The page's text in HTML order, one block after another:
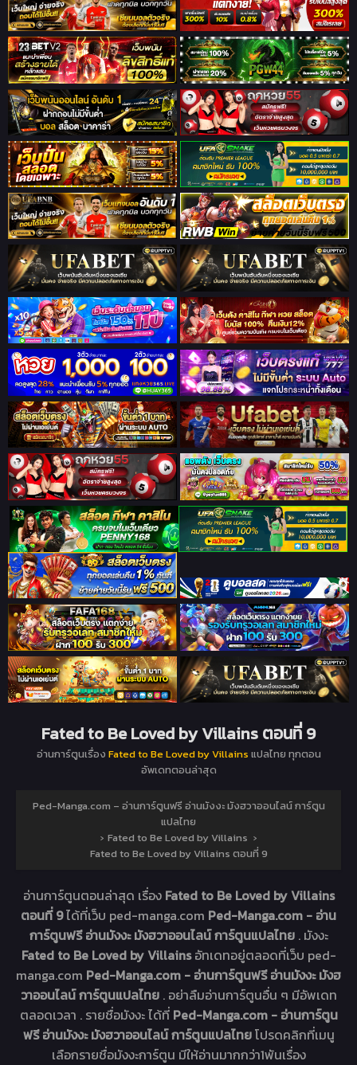
Fated to Be Loved by Villains ตอนที่ 9
อ่านการ์ตูนเรื่อง Fated to Be Loved by Villains แปลไทย ทุกตอน
อัพเดทตอนล่าสุด
Ped-Manga.com – อ่านการ์ตูนฟรี อ่านมังงะ มังฮวาออนไลน์ การ์ตูน
แปลไทย
› Fated to Be Loved by Villains ›
Fated to Be Loved by Villains ตอนที่ 9
อ่านการ์ตูนตอนล่าสุด เรื่อง Fated to Be Loved by Villains
ตอนที่ 9ได้ที่เว็บ ped-manga.com Ped-Manga.com - อ่าน
การ์ตูนฟรี อ่านมังงะ มังฮวาออนไลน์ การ์ตูนแปลไทย . มังงะ
Fated to Be Loved by Villainsอัทเดทอยู่ตลอดที่เว็บ ped-
manga.com Ped-Manga.com - อ่านการ์ตูนฟรี อ่านมังงะ มังฮ
วาออนไลน์ การ์ตูนแปลไทย . อย่าลืมอ่านการ์ตูนอื่น ๆ มีอัพเดท
ตลอดเวลา . รายชื่อมังงะ ได้ที่ Ped-Manga.com - อ่านการ์ตูน
ฟรี อ่านมังงะ มังฮวาออนไลน์ การ์ตูนแปลไทยโปรดคลิกที่เมนู
เลือกรายชื่อมังงะการ์ตูน มีให้อ่านมากกว่า1พันเรื่อง